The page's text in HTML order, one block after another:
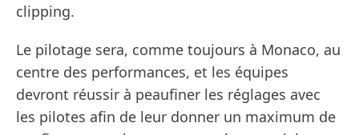
clipping.
Le pilotage sera, comme toujours à Monaco, au
centre des performances, et les équipes
devront réussir à peaufiner les réglages avec
les pilotes afin de leur donner un maximum de